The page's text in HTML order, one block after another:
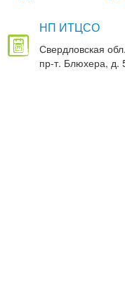
НП ИТЦСО
Свердловская
пр-т. Блюхера, д.